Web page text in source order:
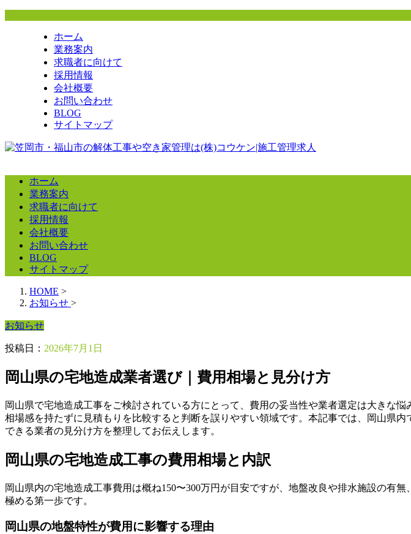
ホーム
業務案内
求職者に向けて
採用情報
会社概要
お問い合わせ
BLOG
サイトマップ
ホーム
業務案内
求職者に向けて
採用情報
会社概要
お問い合わせ
BLOG
サイトマップ
HOME >
お知らせ >
お知らせ
投稿日： 2026年7月1日
岡山県の宅地造成業者選び｜費用相場と見分け方
岡山県で宅地造成工事をご検討されている方にとって、費用の妥当性や業者選定は大きな
相場感を持たずに見積もりを比較すると判断を誤りやすい領域です。本記事では、岡山県
できる業者の見分け方を整理してお伝えします。
岡山県の宅地造成工事の費用相場と内訳
岡山県内の宅地造成工事費用は概ね150〜300万円が目安ですが、地盤改良や排水施設の有
極める第一歩です。
岡山県の地盤特性が費用に影響する理由